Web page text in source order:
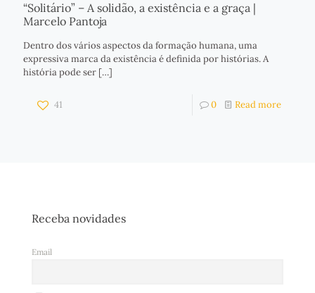
“Solitário” – A solidão, a existência e a graça |
Marcelo Pantoja
Dentro dos vários aspectos da formação humana, uma
expressiva marca da existência é definida por histórias. A
história pode ser […]
41 0 Read more
Receba novidades
Email